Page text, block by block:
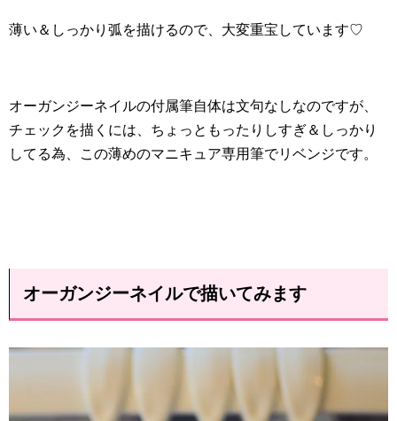
薄い＆しっかり弧を描けるので、大変重宝しています♡
オーガンジーネイルの付属筆自体は文句なしなのですが、
チェックを描くには、ちょっともったりしすぎ＆しっかり
してる為、この薄めのマニキュア専用筆でリベンジです。
オーガンジーネイルで描いてみます